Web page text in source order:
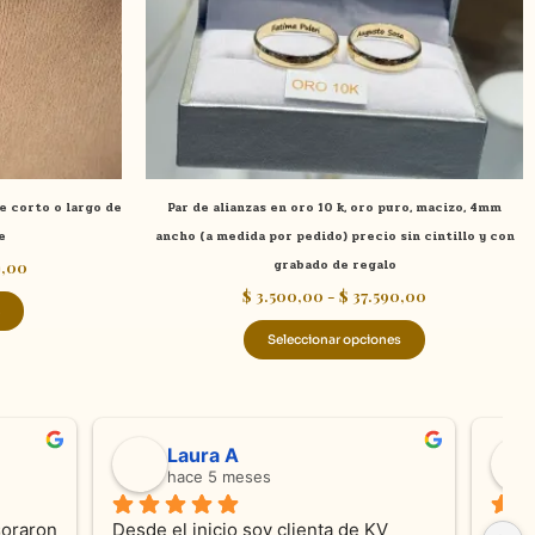
corto o largo de
se
pueden
elegir
en
la
de
producto
Par de alianzas en oro 10 k, oro puro, macizo, 4mm
ancho (a medida por pedido) precio sin cintillo y con
grabado de regalo
$ 3.500,00 - $ 37.590,00
Seleccionar opciones
se
pueden
elegir
la
página
de
producto
KV
valentina silva
hace 5 meses
Muy linda atención, me encanta!!!Es la